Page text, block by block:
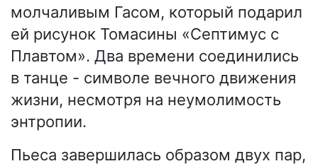
молчаливым Гасом, который подарил
ей рисунок Томасины «Септимус с
Плавтом». Два времени соединились
в танце - символе вечного движения
жизни, несмотря на неумолимость
энтропии.
Пьеса завершилась образом двух пар,